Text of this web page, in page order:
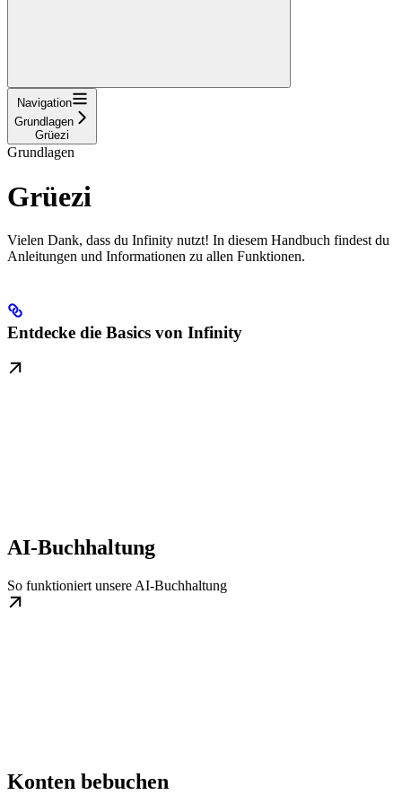
Navigation
Grundlagen
Grüezi
Grundlagen
Grüezi
Vielen Dank, dass du Infinity nutzt! In diesem Handbuch findest du
Anleitungen und Informationen zu allen Funktionen.
Entdecke die Basics von Infinity
AI-Buchhaltung
So funktioniert unsere AI-Buchhaltung
Konten bebuchen